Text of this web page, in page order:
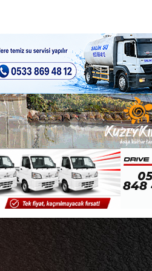
YÜZDE 7.5 İLE 8.5 ARASINDA
fenalaşarak hastaneye kaldırıldı